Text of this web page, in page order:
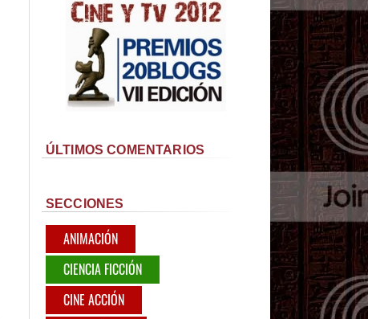
ÚLTIMOS COMENTARIOS
SECCIONES
ANIMACIÓN
CIENCIA FICCIÓN
CINE ACCIÓN